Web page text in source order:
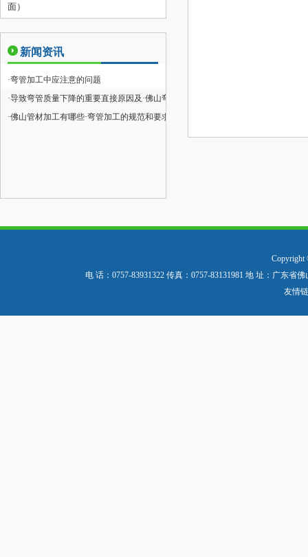
面）
新闻资讯
·弯管加工中应注意的问题
·导致弯管质量下降的重要直接原因及 ·佛山弯管加工方式
·佛山管材加工有哪些·弯管加工的规范和要求
电 话：0757-83931322 传真：0757-83131981 地 址：广东
友情